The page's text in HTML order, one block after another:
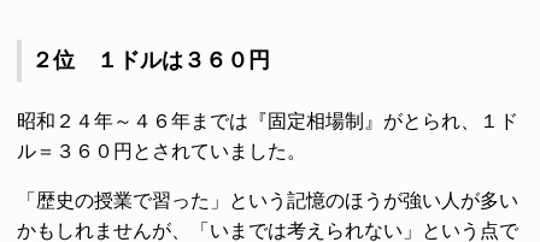
２位 １ドルは３６０円
昭和２４年～４６年までは『固定相場制』がとられ、１ド
ル＝３６０円とされていました。
「歴史の授業で習った」という記憶のほうが強い人が多い
かもしれませんが、「いまでは考えられない」という点で